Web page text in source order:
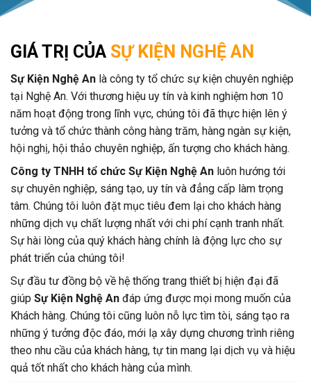
GIÁ TRỊ CỦA SỰ KIỆN NGHỆ AN
Sự Kiện Nghệ An là công ty tổ chức sự kiện chuyên nghiệp
tại Nghệ An. Với thương hiệu uy tín và kinh nghiệm hơn 10
năm hoạt động trong lĩnh vực, chúng tôi đã thực hiện lên ý
tưởng và tổ chức thành công hàng trăm, hàng ngàn sự kiện,
hội nghị, hội thảo chuyên nghiệp, ấn tượng cho khách hàng.
Công ty TNHH tổ chức Sự Kiện Nghệ An luôn hướng tới
sự chuyên nghiệp, sáng tạo, uy tín và đẳng cấp làm trọng
tâm. Chúng tôi luôn đặt mục tiêu đem lại cho khách hàng
những dịch vụ chất lượng nhất với chi phí cạnh tranh nhất.
Sự hài lòng của quý khách hàng chính là động lực cho sự
phát triển của chúng tôi!
Sự đầu tư đồng bộ về hệ thống trang thiết bị hiện đại đã
giúp Sự Kiện Nghệ An đáp ứng được mọi mong muốn của
Khách hàng. Chúng tôi cũng luôn nỗ lực tìm tòi, sáng tạo ra
những ý tưởng độc đáo, mới lạ xây dựng chương trình riêng
theo nhu cầu của khách hàng, tự tin mang lại dịch vụ và hiệu
quả tốt nhất cho khách hàng của mình.